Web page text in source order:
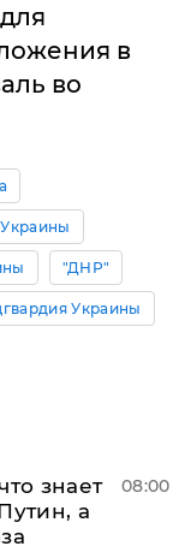
в
во
"ДНР"
Украины
знает
а
08:00